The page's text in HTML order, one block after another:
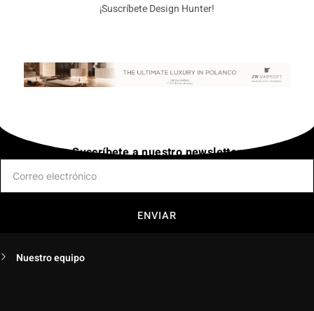
¡Suscríbete Design Hunter!
Suscríbete a nuestro newsletter
ENVIAR
Nuestro equipo